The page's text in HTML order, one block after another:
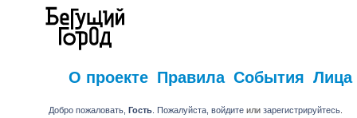
О проекте Правила События Лица
Добро пожаловать,Гость . Пожалуйста,войдите илизарегистрируйтесь